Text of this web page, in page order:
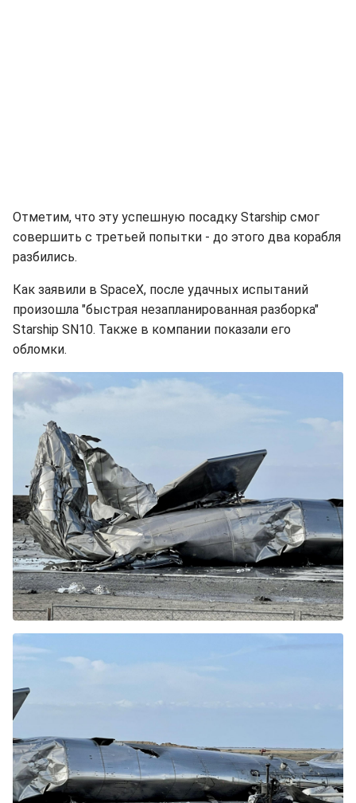
Отметим, что эту успешную посадку Starship смог
совершить с третьей попытки - до этого два корабля
разбились.
Как заявили в SpaceX, после удачных испытаний
произошла "быстрая незапланированная разборка"
Starship SN10. Также в компании показали его
обломки.